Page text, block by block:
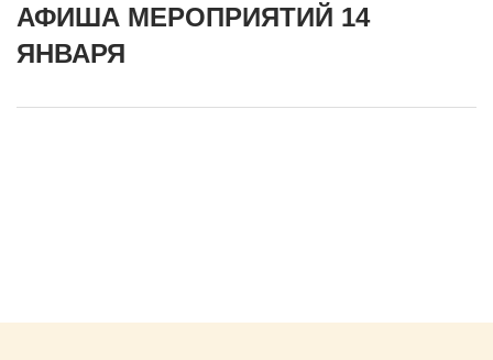
АФИША МЕРОПРИЯТИЙ 14
ЯНВАРЯ